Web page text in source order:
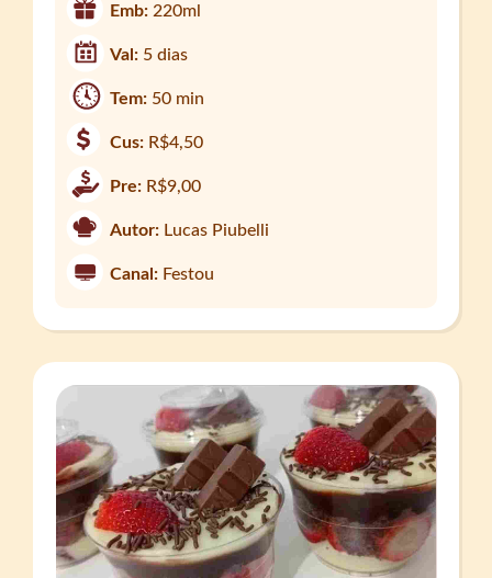
Emb: 220ml
Val: 5 dias
Tem: 50 min
Cus: R$4,50
Pre: R$9,00
Autor: Lucas Piubelli
Canal: Festou